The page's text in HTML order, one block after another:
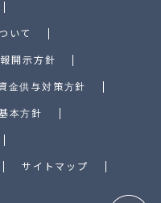
いて
開示方針
金供与対策方針
本方針
サイトマップ